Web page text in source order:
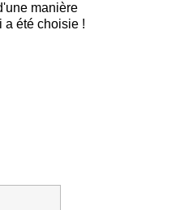
manière
a été choisie !